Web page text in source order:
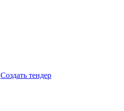
Создать тендер